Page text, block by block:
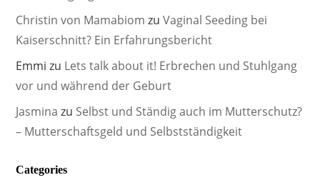
Christin von Mamabiom zuVaginal Seeding bei
Kaiserschnitt? Ein Erfahrungsbericht
Emmi zu Lets talk about it! Erbrechen und Stuhlgang
vor und während der Geburt
Jasmina zu Selbst und Ständig auch im Mutterschutz?
– Mutterschaftsgeld und Selbstständigkeit
Categories